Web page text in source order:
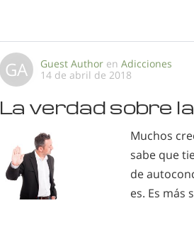
GA Guest Author en Adicciones
14 de abril de 2018
La verdad sobre
Muchos
sabe que
de
es. Es más